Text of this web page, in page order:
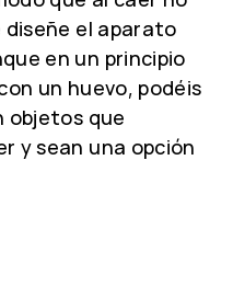
diseñe el aparato
en un principio
un huevo, podéis
objetos que
y sean una opción